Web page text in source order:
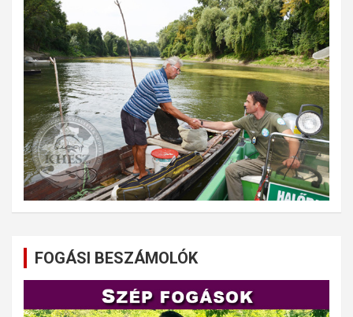
FOGÁSI BESZÁMOLÓK